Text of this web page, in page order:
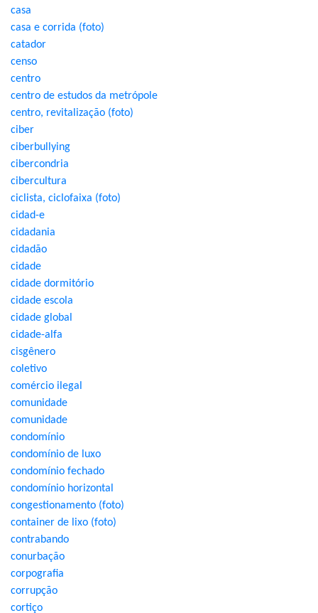
casa
casa e corrida (foto)
catador
censo
centro
centro de estudos da metrópole
centro, revitalização (foto)
ciber
ciberbullying
cibercondria
cibercultura
ciclista, ciclofaixa (foto)
cidad-e
cidadania
cidadão
cidade
cidade dormitório
cidade escola
cidade global
cidade-alfa
cisgênero
coletivo
comércio ilegal
comunidade
comunidade
condomínio
condomínio de luxo
condomínio fechado
condomínio horizontal
congestionamento (foto)
container de lixo (foto)
contrabando
conurbação
corpografia
corrupção
cortiço